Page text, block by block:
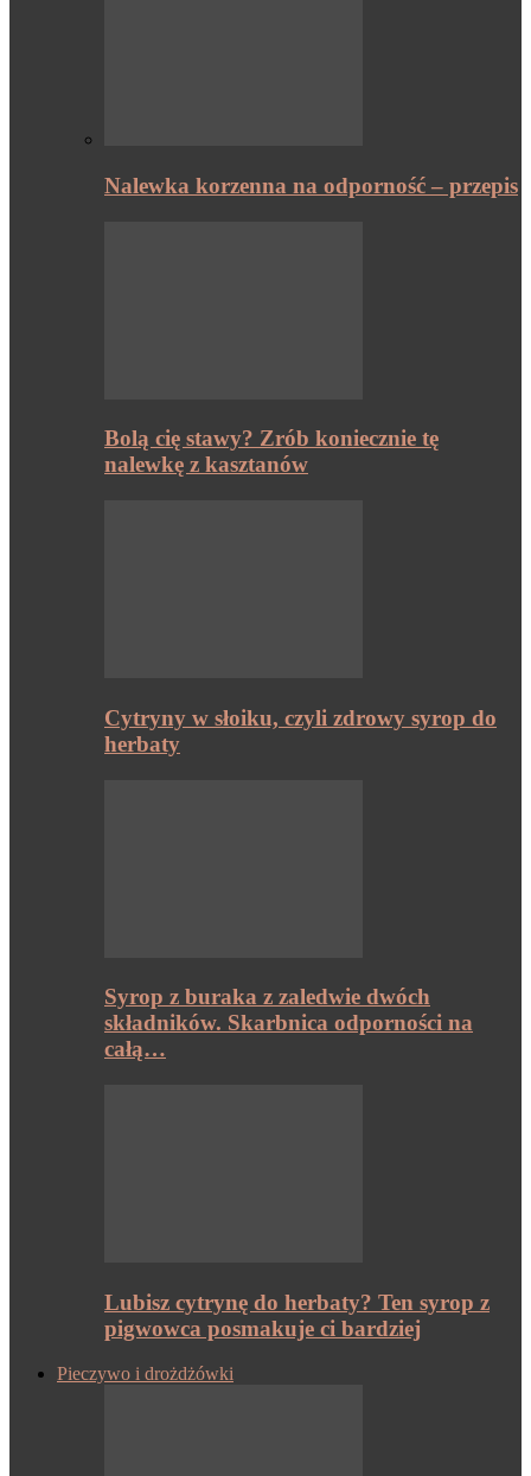
Nalewka korzenna na odporność – przepis
Bolą cię stawy? Zrób koniecznie tę
nalewkę z kasztanów
Cytryny w słoiku, czyli zdrowy syrop do
herbaty
Syrop z buraka z zaledwie dwóch
składników. Skarbnica odporności na
całą…
Lubisz cytrynę do herbaty? Ten syrop z
pigwowca posmakuje ci bardziej
Pieczywo i drożdżówki